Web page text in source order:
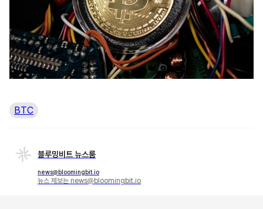
BTC
블루밍비트 뉴스룸
news@bloomingbit.io
뉴스 제보는 news@bloomingbit.io